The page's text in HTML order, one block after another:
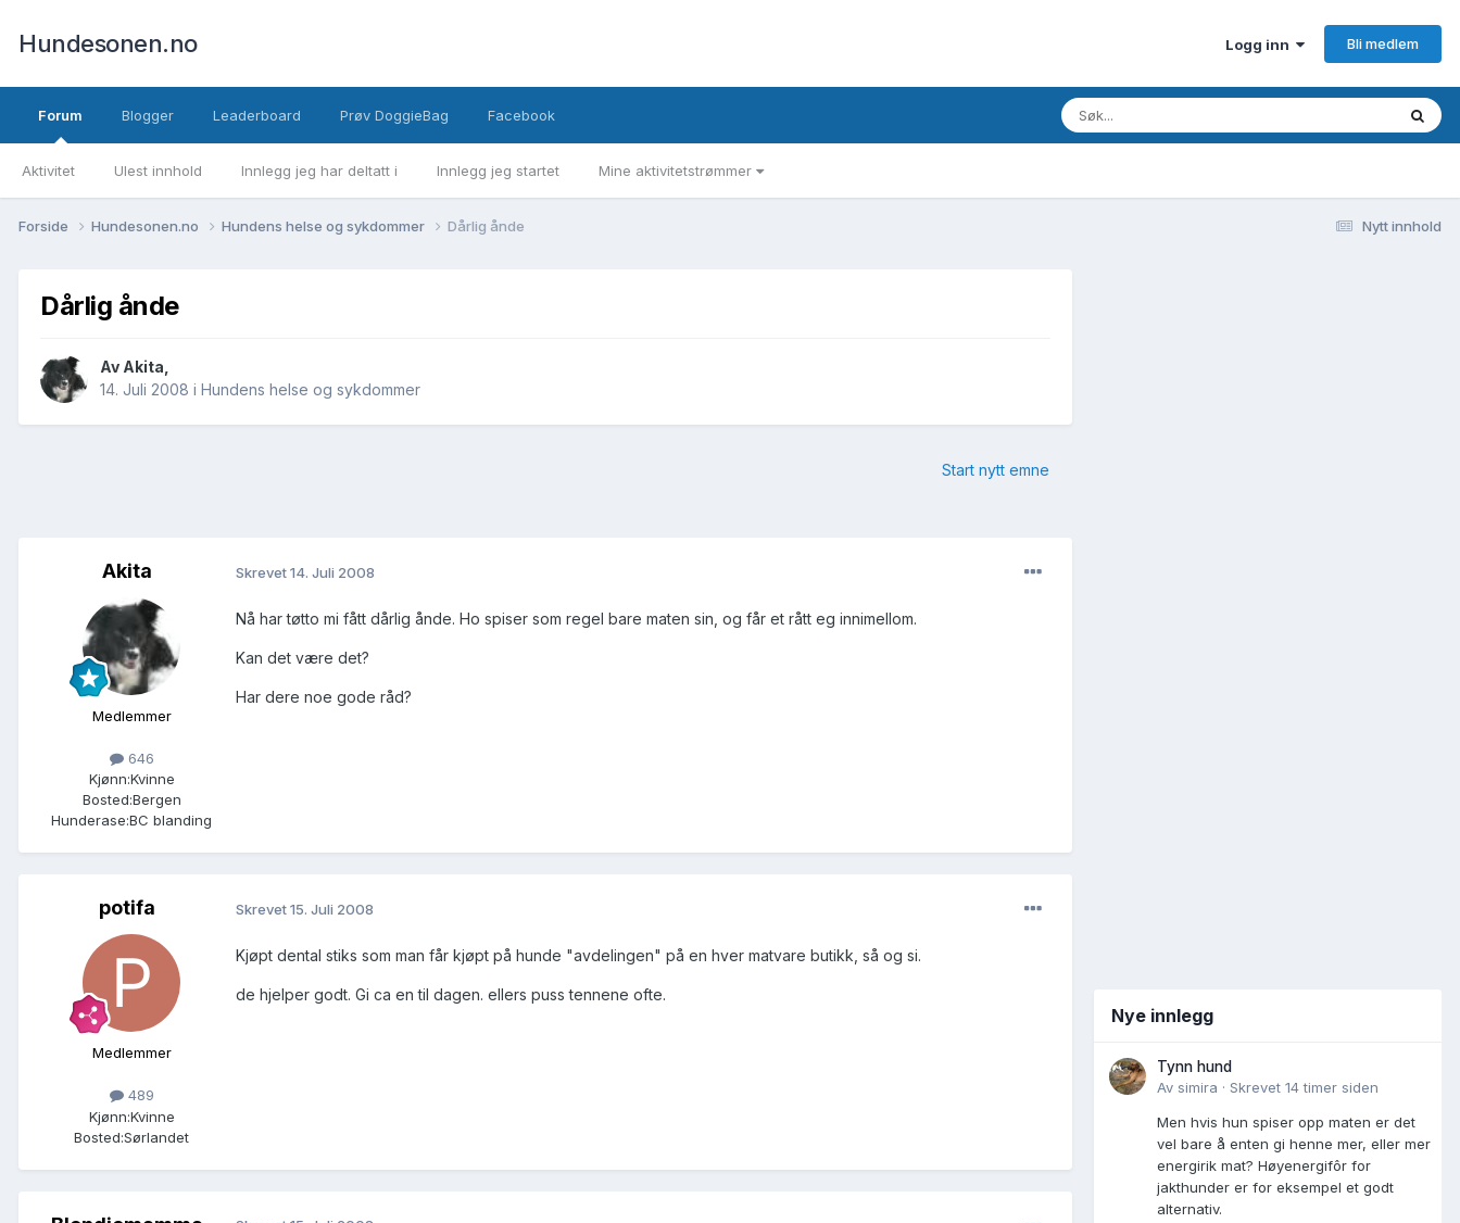
Hundesonen.no Logg inn Bli medlem
Forum
Aktivitet Ulest innhold Innlegg jeg har deltatt i Innlegg jeg startet Mine aktivitetstrømmer
Blogger Leaderboard Prøv DoggieBag Facebook
Nytt innhold
Forside Hundesonen.no Hundens helse og sykdommer Dårlig ånde
Dårlig ånde
Av Akita
14. Juli 2008 i Hundens helse og sykdommer
Start nytt emne
Akita
Medlemmer
646
Kjønn:Kvinne
Bosted:Bergen
Hunderase:BC blanding
Skrevet14. Juli 2008
Nå har tøtto mi fått dårlig ånde. Ho spiser som regel bare maten sin, og får et rått eg innimellom.
Kan det være det?
Har dere noe gode råd?
potifa
Medlemmer
489
Kjønn:Kvinne
Bosted:Sørlandet
Skrevet15. Juli 2008
Kjøpt dental stiks som man får kjøpt på hunde "avdelingen" på en hver matvare butikk, så og si.
de hjelper godt. Gi ca en til dagen. ellers puss tennene ofte.
Nye innlegg
Tynn hund
Av simira · Skrevet 14 timer siden
Men hvis hun spiser opp maten er det
vel bare å enten gi henne mer, eller mer
energirik mat? Høyenergifôr for
jakthunder er for eksempel et godt
alternativ.